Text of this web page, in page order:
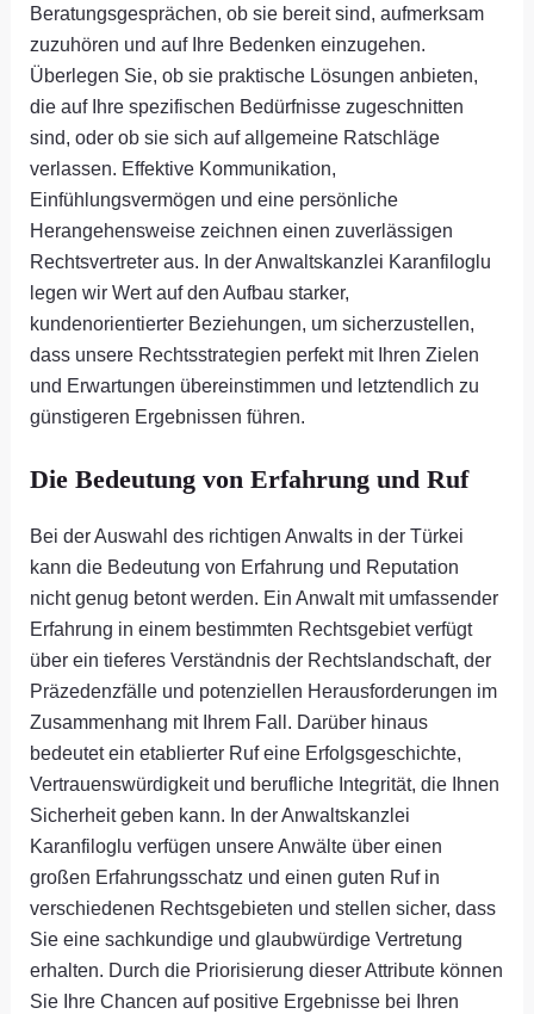
Beratungsgesprächen, ob sie bereit sind, aufmerksam
zuzuhören und auf Ihre Bedenken einzugehen.
Überlegen Sie, ob sie praktische Lösungen anbieten,
die auf Ihre spezifischen Bedürfnisse zugeschnitten
sind, oder ob sie sich auf allgemeine Ratschläge
verlassen. Effektive Kommunikation,
Einfühlungsvermögen und eine persönliche
Herangehensweise zeichnen einen zuverlässigen
Rechtsvertreter aus. In der Anwaltskanzlei Karanfiloglu
legen wir Wert auf den Aufbau starker,
kundenorientierter Beziehungen, um sicherzustellen,
dass unsere Rechtsstrategien perfekt mit Ihren Zielen
und Erwartungen übereinstimmen und letztendlich zu
günstigeren Ergebnissen führen.
Die Bedeutung von Erfahrung und Ruf
Bei der Auswahl des richtigen Anwalts in der Türkei
kann die Bedeutung von Erfahrung und Reputation
nicht genug betont werden. Ein Anwalt mit umfassender
Erfahrung in einem bestimmten Rechtsgebiet verfügt
über ein tieferes Verständnis der Rechtslandschaft, der
Präzedenzfälle und potenziellen Herausforderungen im
Zusammenhang mit Ihrem Fall. Darüber hinaus
bedeutet ein etablierter Ruf eine Erfolgsgeschichte,
Vertrauenswürdigkeit und berufliche Integrität, die Ihnen
Sicherheit geben kann. In der Anwaltskanzlei
Karanfiloglu verfügen unsere Anwälte über einen
großen Erfahrungsschatz und einen guten Ruf in
verschiedenen Rechtsgebieten und stellen sicher, dass
Sie eine sachkundige und glaubwürdige Vertretung
erhalten. Durch die Priorisierung dieser Attribute können
Sie Ihre Chancen auf positive Ergebnisse bei Ihren